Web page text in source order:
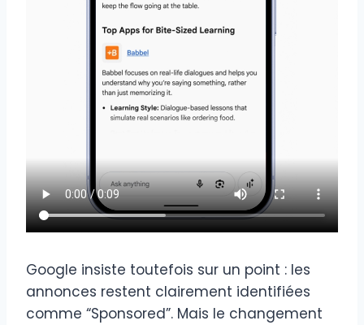
Google insiste toutefois sur un point : les
annonces restent clairement identifiées
comme “Sponsored”. Mais le changement